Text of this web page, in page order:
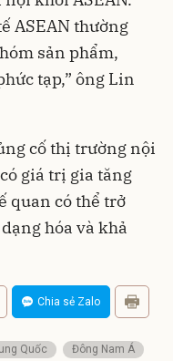
ASEAN thường
sản phẩm,
tạp,” ông Lin
cố thị trường nội
giá trị gia tăng
quan có thể trở
hóa và khả
Chia sẻ Zalo
Quốc
Đông Nam Á